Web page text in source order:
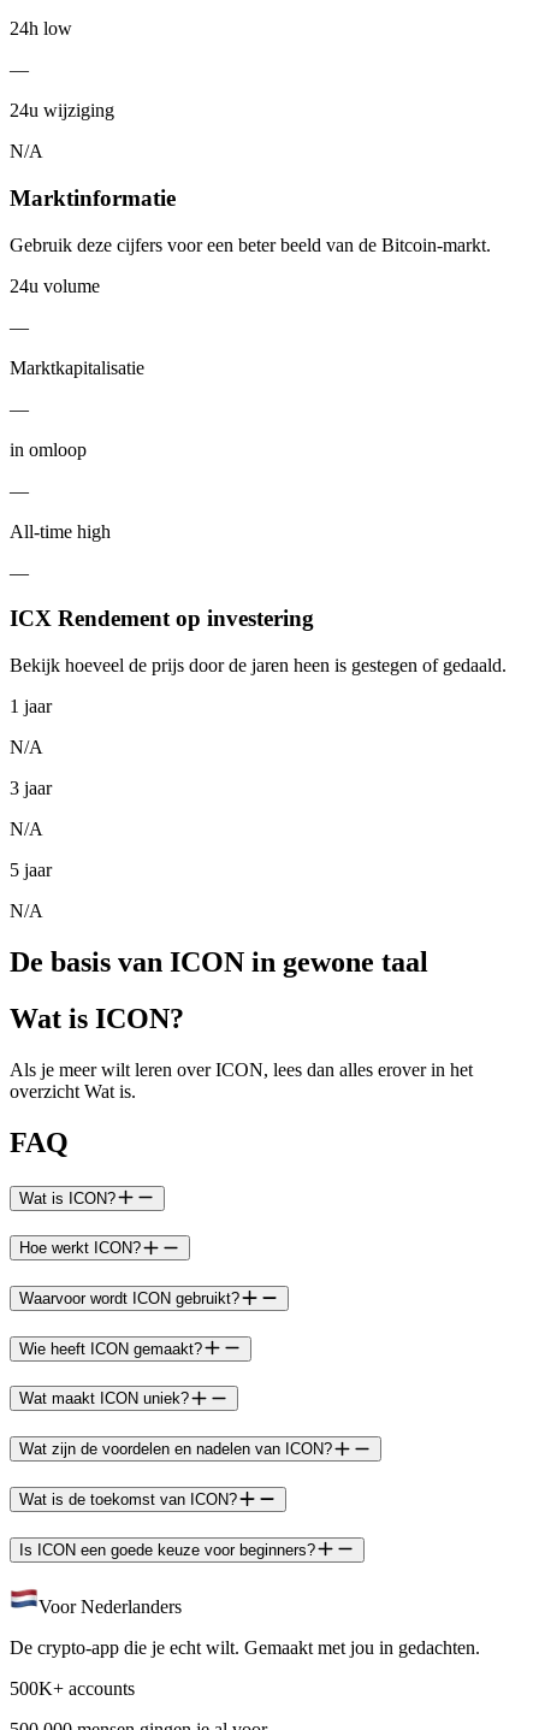
24h low
—
24u wijziging
N/A
Marktinformatie
Gebruik deze cijfers voor een beter beeld van de Bitcoin-markt.
24u volume
—
Marktkapitalisatie
—
in omloop
—
All-time high
—
ICX Rendement op investering
Bekijk hoeveel de prijs door de jaren heen is gestegen of gedaald.
1 jaar
N/A
3 jaar
N/A
5 jaar
N/A
De basis van ICON in gewone taal
Wat is ICON?
Als je meer wilt leren over ICON, lees dan alles erover in het
overzicht Wat is.
FAQ
Wat is ICON?
Hoe werkt ICON?
Waarvoor wordt ICON gebruikt?
Wie heeft ICON gemaakt?
Wat maakt ICON uniek?
Wat zijn de voordelen en nadelen van ICON?
Wat is de toekomst van ICON?
Is ICON een goede keuze voor beginners?
Voor Nederlanders
De crypto-app die je echt wilt. Gemaakt met jou in gedachten.
500K+ accounts